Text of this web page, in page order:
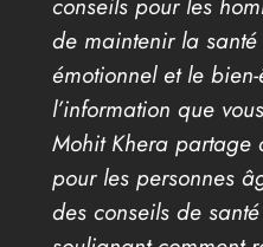
de maintenir la
émotionnel et le
l’information que
Mohit Khera partage
pour les personnes
des conseils de